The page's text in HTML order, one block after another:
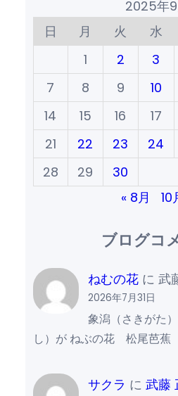
2025年9
日
月 火 水
1
2 3
7
8 9 10
14
15 16 17
21
22 23 24
28
29
30
« 8月
10
ブログコ
ねむの花 に武
2026年7月31日
象潟（さきがた
し）が ねぶの花 松尾芭蕉
サクラ に武藤